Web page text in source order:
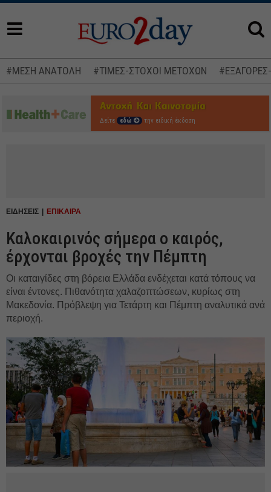
#ΜΕΣΗ ΑΝΑΤΟΛΗ #ΤΙΜΕΣ-ΣΤΟΧΟΙ ΜΕΤΟΧΩΝ
Δείτε εδώ την ειδική έκδοση
ΕΙΔΗΣΕΙΣ ΕΠΙΚΑΙΡΑ
Καλοκαιρινός σήμερα ο καιρός,
έρχονται βροχές την Πέμπτη
Οι καταιγίδες στη βόρεια Ελλάδα ενδέχεται κατά τόπους να
είναι έντονες. Πιθανότητα χαλαζοπτώσεων, κυρίως στη
Μακεδονία. Πρόβλεψη για Τετάρτη και Πέμπτη αναλυτικά ανά
περιοχή.